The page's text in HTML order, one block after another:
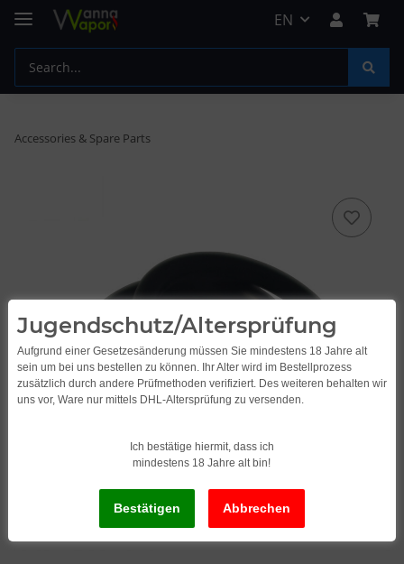
EN
Accessories & Spare Parts
Jugendschutz/Altersprüfung
Aufgrund einer Gesetzesänderung müssen Sie mindestens 18 Jahre alt
sein um bei uns bestellen zu können. Ihr Alter wird im Bestellprozess
zusätzlich durch andere Prüfmethoden verifiziert. Des weiteren behalten wir
uns vor, Ware nur mittels DHL-Altersprüfung zu versenden.
Ich bestätige hiermit, dass ich
mindestens 18 Jahre alt bin!